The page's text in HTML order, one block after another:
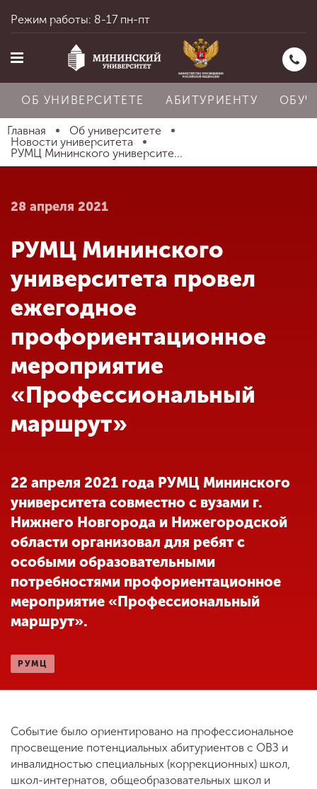
Главная
Абитуриенту
Обучение
Наука
Международная
деятельность
Другие виды
деятельности
Студенческая жизнь
Сведения об
образовательной
организации
Приемная
комиссия
+7 (831) 262-26-20
Режим работы: 8-17 пн-пт
ОБ УНИВЕРСИТЕТЕ АБИТУРИЕНТУ
Главная
Об университете
Новости университета
РУМЦ Мининского университе...
28 апреля 2021
РУМЦ Мининского
университета провел
ежегодное
профориентационное
мероприятие
«Профессиональный
маршрут»
22 апреля 2021 года РУМЦ Мининского
университета совместно с вузами г.
Нижнего Новгорода и Нижегородской
области организовал для ребят с
особыми образовательными
потребностями профориентационное
мероприятие «Профессиональный
маршрут».
РУМЦ
Событие было ориентировано на профессиональное
просвещение потенциальных абитуриентов с ОВЗ и
инвалидностью специальных (коррекционных) школ,
школ-интернатов, общеобразовательных школ и